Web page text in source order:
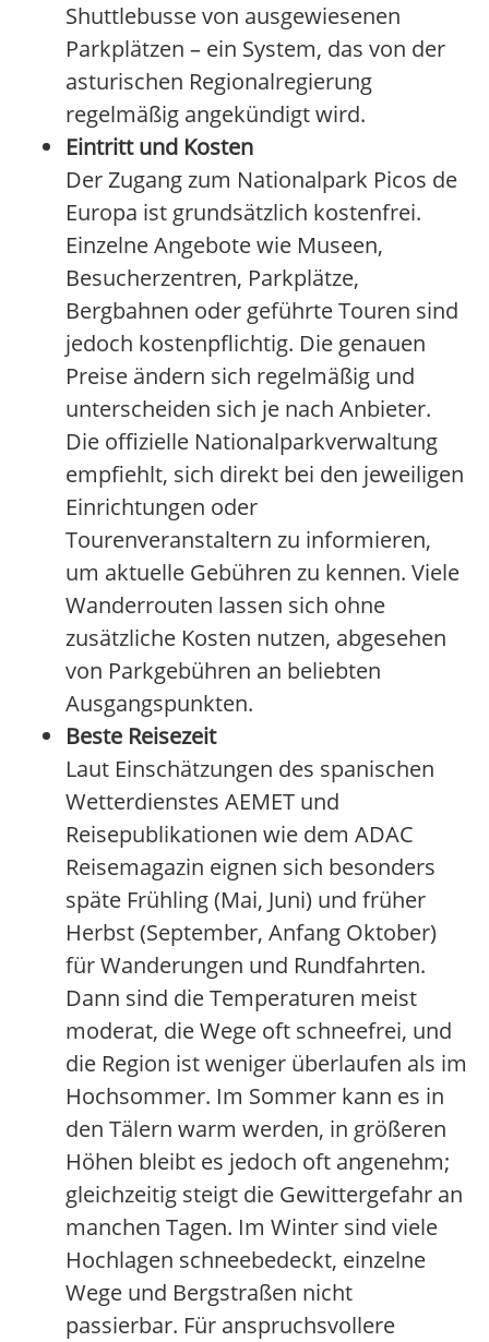
Shuttlebusse von ausgewiesenen
Parkplätzen – ein System, das von der
asturischen Regionalregierung
regelmäßig angekündigt wird.
Eintritt und Kosten
Der Zugang zum Nationalpark Picos de
Europa ist grundsätzlich kostenfrei.
Einzelne Angebote wie Museen,
Besucherzentren, Parkplätze,
Bergbahnen oder geführte Touren sind
jedoch kostenpflichtig. Die genauen
Preise ändern sich regelmäßig und
unterscheiden sich je nach Anbieter.
Die offizielle Nationalparkverwaltung
empfiehlt, sich direkt bei den jeweiligen
Einrichtungen oder
Tourenveranstaltern zu informieren,
um aktuelle Gebühren zu kennen. Viele
Wanderrouten lassen sich ohne
zusätzliche Kosten nutzen, abgesehen
von Parkgebühren an beliebten
Ausgangspunkten.
Beste Reisezeit
Laut Einschätzungen des spanischen
Wetterdienstes AEMET und
Reisepublikationen wie dem ADAC
Reisemagazin eignen sich besonders
späte Frühling (Mai, Juni) und früher
Herbst (September, Anfang Oktober)
für Wanderungen und Rundfahrten.
Dann sind die Temperaturen meist
moderat, die Wege oft schneefrei, und
die Region ist weniger überlaufen als im
Hochsommer. Im Sommer kann es in
den Tälern warm werden, in größeren
Höhen bleibt es jedoch oft angenehm;
gleichzeitig steigt die Gewittergefahr an
manchen Tagen. Im Winter sind viele
Hochlagen schneebedeckt, einzelne
Wege und Bergstraßen nicht
passierbar. Für anspruchsvollere